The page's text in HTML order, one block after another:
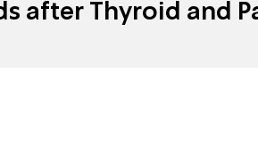
after Thyroid and